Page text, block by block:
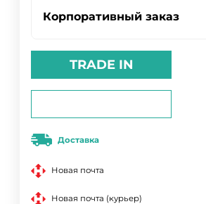
Корпоративный заказ
TRADE IN
Доставка
Новая почта
Новая почта (курьер)